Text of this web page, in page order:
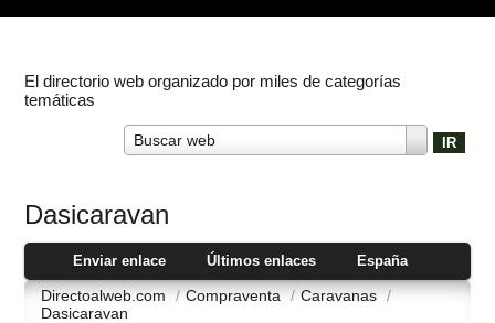
El directorio web organizado por miles de categorías
temáticas
Buscar web
Dasicaravan
Enviar enlace Últimos enlaces España
Directoalweb.com / Compraventa / Caravanas /
Dasicaravan